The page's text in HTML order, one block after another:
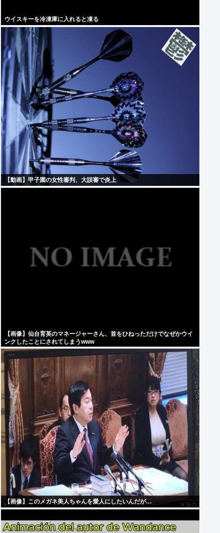
ウイスキーを冷凍庫に入れると凍る
【動画】甲子園の女性審判、大誤審で炎上
【画像】仙台育英のマネージャーさん、首をひねっただけでなぜかウイ
ンクしたことにされてしまうwww
【画像】このメガネ美人ちゃんを愛人にしたいんだが…